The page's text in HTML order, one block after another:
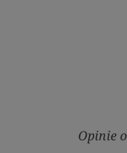
Opinie